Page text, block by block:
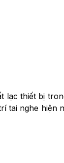
lạc thiết bị
tai nghe hiện